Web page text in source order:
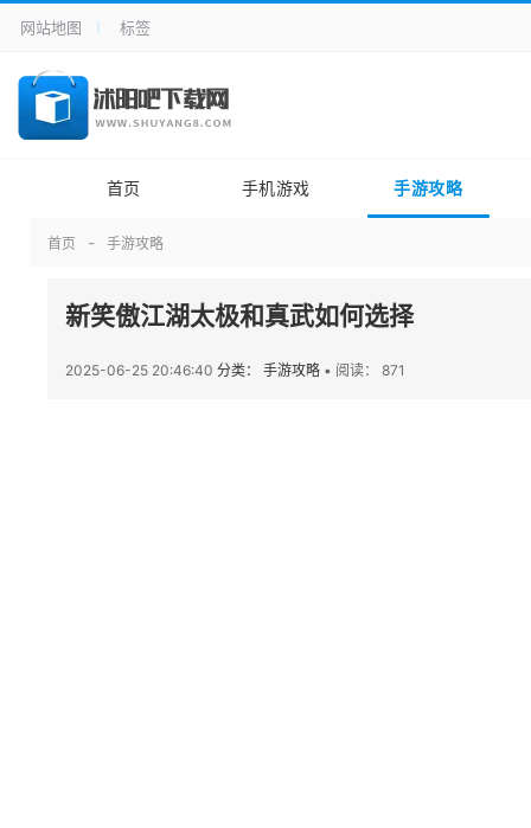
网站地图 标签
首页 手机游戏 手游攻略
首页 手游攻略
新笑傲江湖太极和真武如何选择
2025-06-25 20:46:40 分类： 手游攻略 • 阅读： 871